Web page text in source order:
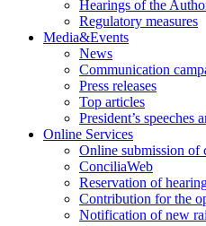
Hearings of the
Regulatory measures
Media&Events
News
Communication
Press releases
Top articles
President’s speeches
Online Services
Online submission of
ConciliaWeb
Reservation of
Contribution for the
Notification of new